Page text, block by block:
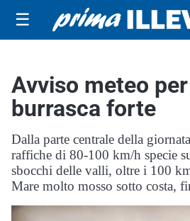
☰
Avviso meteo
burrasca forte
Dalla parte centrale della
raffiche di 80-100 km/h specie
sbocchi delle valli, oltre i 100
Mare molto mosso sotto costa,